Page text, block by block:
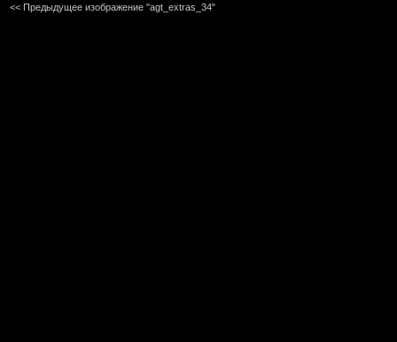
<< Предыдущее изображение "agt_extras_34"